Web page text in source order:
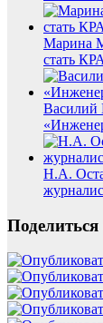
Марина
стать
Василий
Н.А.
Поделиться